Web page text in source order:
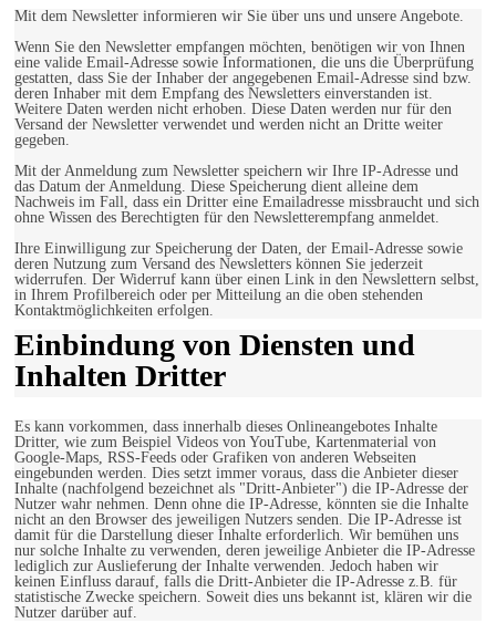
Mit dem Newsletter informieren wir Sie über uns und unsere Angebote.
Wenn Sie den Newsletter empfangen möchten, benötigen wir von Ihnen
eine valide Email-Adresse sowie Informationen, die uns die Überprüfung
gestatten, dass Sie der Inhaber der angegebenen Email-Adresse sind bzw.
deren Inhaber mit dem Empfang des Newsletters einverstanden ist.
Weitere Daten werden nicht erhoben. Diese Daten werden nur für den
Versand der Newsletter verwendet und werden nicht an Dritte weiter
gegeben.
Mit der Anmeldung zum Newsletter speichern wir Ihre IP-Adresse und
das Datum der Anmeldung. Diese Speicherung dient alleine dem
Nachweis im Fall, dass ein Dritter eine Emailadresse missbraucht und sich
ohne Wissen des Berechtigten für den Newsletterempfang anmeldet.
Ihre Einwilligung zur Speicherung der Daten, der Email-Adresse sowie
deren Nutzung zum Versand des Newsletters können Sie jederzeit
widerrufen. Der Widerruf kann über einen Link in den Newslettern selbst,
in Ihrem Profilbereich oder per Mitteilung an die oben stehenden
Kontaktmöglichkeiten erfolgen.
Einbindung von Diensten und
Inhalten Dritter
Es kann vorkommen, dass innerhalb dieses Onlineangebotes Inhalte
Dritter, wie zum Beispiel Videos von YouTube, Kartenmaterial von
Google-Maps, RSS-Feeds oder Grafiken von anderen Webseiten
eingebunden werden. Dies setzt immer voraus, dass die Anbieter dieser
Inhalte (nachfolgend bezeichnet als "Dritt-Anbieter") die IP-Adresse der
Nutzer wahr nehmen. Denn ohne die IP-Adresse, könnten sie die Inhalte
nicht an den Browser des jeweiligen Nutzers senden. Die IP-Adresse ist
damit für die Darstellung dieser Inhalte erforderlich. Wir bemühen uns
nur solche Inhalte zu verwenden, deren jeweilige Anbieter die IP-Adresse
lediglich zur Auslieferung der Inhalte verwenden. Jedoch haben wir
keinen Einfluss darauf, falls die Dritt-Anbieter die IP-Adresse z.B. für
statistische Zwecke speichern. Soweit dies uns bekannt ist, klären wir die
Nutzer darüber auf.